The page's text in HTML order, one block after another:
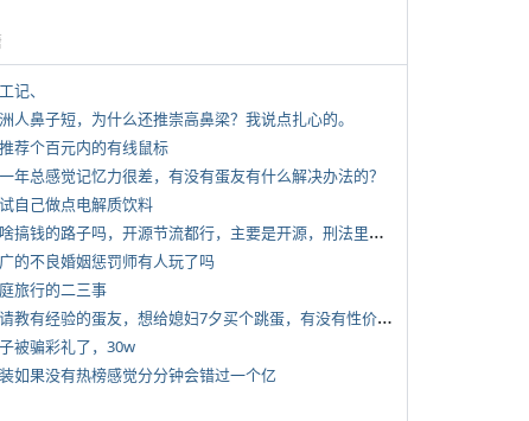
记、
人鼻子短，为什么还推崇高鼻梁？我说点扎心的。
荐个百元内的有线鼠标
年总感觉记忆力很差，有没有蛋友有什么解决办法的？
自己做点电解质饮料
*
有啥搞钱的路子吗，开源节流都行，主要是开源，刑法里的咱不做
的不良婚姻惩罚师有人玩了吗
旅行的二三事
*
想请教有经验的蛋友，想给媳妇7夕买个跳蛋，有没有性价比高的推荐
被骗彩礼了，30w
如果没有热榜感觉分分钟会错过一个亿